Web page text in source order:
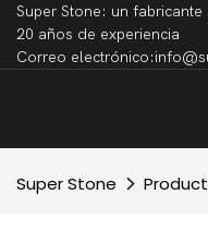
Super Stone: un
20 años de
Correo
Super Stone